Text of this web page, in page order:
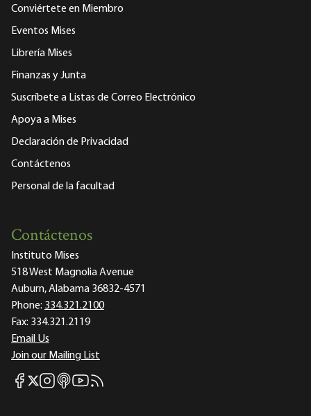
Conviértete en Miembro
Eventos Mises
Librería Mises
Finanzas y Junta
Suscríbete a Listas de Correo Electrónico
Apoya a Mises
Declaración de Privacidad
Contáctenos
Personal de la facultad
Contáctenos
Instituto Mises
518 West Magnolia Avenue
Auburn, Alabama 36832-4571
Phone: 334.321.2100
Fax: 334.321.2119
Email Us
Join our Mailing List
Mises Facebook
Mises X
Mises Instagram
Mises itunes
Mises Youtube
Mises RSS feed